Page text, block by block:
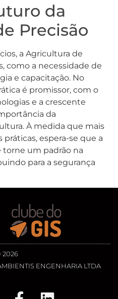
da
Precisão
a Agricultura de
como a necessidade de
e capacitação. No
é promissor, com o
e a crescente
da
À medida que mais
espera-se que a
torne um padrão na
para a segurança
2026
ENGENHARIA LTDA